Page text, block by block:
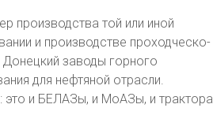
производства той или иной
и производстве проходческо-
заводы горного
для нефтяной отрасли.
это и БЕЛАЗы, и МоАЗы, и трактора